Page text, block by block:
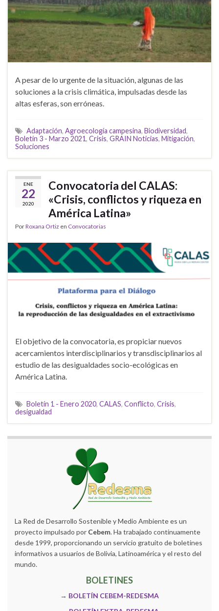
A pesar de lo urgente de la situación, algunas de las
soluciones a la crisis climática, impulsadas desde las
altas esferas, son erróneas.
Adaptación, Agroecología campesina, Biodiversidad,
Boletín 3 - Marzo 2021, Crisis, GRAIN Noticias, Mitigación,
Soluciones
ENE
22
2020
Convocatoria del CALAS:
«Crisis, conflictos y riqueza en
América Latina»
PorRoxana Ortiz en Convocatorias
El objetivo de la convocatoria, es propiciar nuevos
acercamientos interdisciplinarios y transdisciplinarios al
estudio de las desigualdades socio-ecológicas en
América Latina.
Boletín 1 - Enero 2020, CALAS, Conflicto, Crisis,
desigualdad
La Red de Desarrollo Sostenible y Medio Ambiente es un
proyecto impulsado por Cebem. Ha trabajado continuamente
desde 1999, proporcionando un servicio gratuito de boletines
informativos a usuarios de Bolivia, Latinoamérica y el resto del
mundo.
BOLETINES
→ BOLETÍN CEBEM-REDESMA